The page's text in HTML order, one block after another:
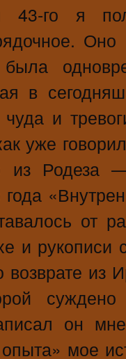
43-го я
в
и
уже
из Родеза
от
и рукописи
из
он
опыта» мое